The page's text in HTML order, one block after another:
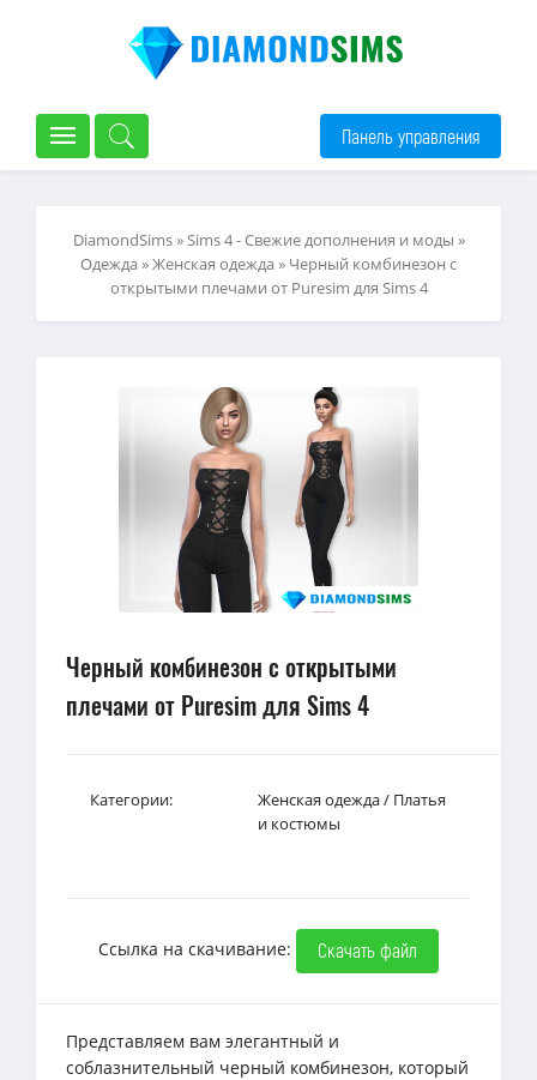
Панель управления
DiamondSims»Sims 4 - Свежие дополнения и моды »
Одежда»Женская одежда» Черный комбинезон с
открытыми плечами от Puresim для Sims 4
Черный комбинезон с открытыми
плечами от Puresim для Sims 4
Категории: Женская одежда/ Платья
и костюмы
Ссылка на скачивание: Скачать файл
Представляем вам элегантный и
соблазнительный черный комбинезон, который